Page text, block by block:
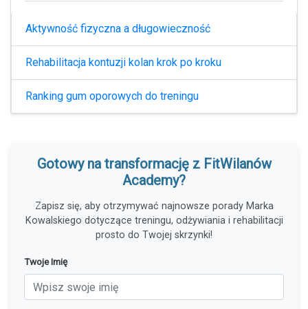
Aktywność fizyczna a długowieczność
Rehabilitacja kontuzji kolan krok po kroku
Ranking gum oporowych do treningu
Gotowy na transformację z FitWilanów
Academy?
Zapisz się, aby otrzymywać najnowsze porady Marka
Kowalskiego dotyczące treningu, odżywiania i rehabilitacji
prosto do Twojej skrzynki!
Twoje Imię